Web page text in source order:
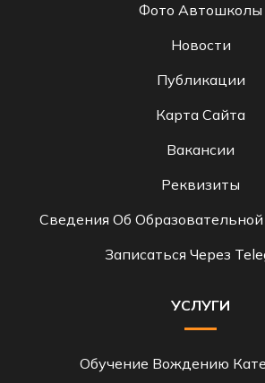
Фото Автошколы
Новости
Публикации
Карта Сайта
Вакансии
Реквизиты
Сведения Об
Записаться Через
УСЛУГИ
Обучение Вождению